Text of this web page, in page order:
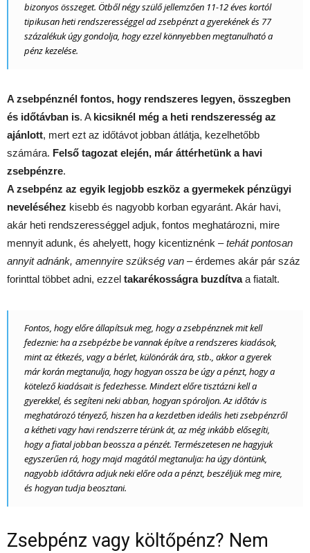
bizonyos összeget. Ötből négy szülő jellemzően 11-12 éves kortól
tipikusan heti rendszerességgel ad zsebpénzt a gyerekének és 77
százalékuk úgy gondolja, hogy ezzel könnyebben megtanulható a
pénz kezelése.
A zsebpénznél fontos, hogy rendszeres legyen, összegben
és időtávban is. A kicsiknél még a heti rendszeresség az
ajánlott, mert ezt az időtávot jobban átlátja, kezelhetőbb
számára. Felső tagozat elején, már áttérhetünk a havi
zsebpénzre.
A zsebpénz az egyik legjobb eszköz a gyermekek pénzügyi
neveléséhez kisebb és nagyobb korban egyaránt. Akár havi,
akár heti rendszerességgel adjuk, fontos meghatározni, mire
mennyit adunk, és ahelyett, hogy kicentiznénk –tehát pontosan
annyit adnánk, amennyire szükség van – érdemes akár pár száz
forinttal többet adni, ezzel takarékosságra buzdítvaa fiatalt.
Fontos, hogy előre állapítsuk meg, hogy a zsebpénznek mit kell
fedeznie: ha a zsebpézbe be vannak építve a rendszeres kiadások,
mint az étkezés, vagy a bérlet, különórák ára, stb., akkor a gyerek
már korán megtanulja, hogy hogyan ossza be úgy a pénzt, hogy a
kötelező kiadásait is fedezhesse. Mindezt előre tisztázni kell a
gyerekkel, és segíteni neki abban, hogyan spóroljon. Az időtáv is
meghatározó tényező, hiszen ha a kezdetben ideális heti zsebpénzről
a kétheti vagy havi rendszerre térünk át, az még inkább elősegíti,
hogy a fiatal jobban beossza a pénzét. Természetesen ne hagyjuk
egyszerűen rá, hogy majd magától megtanulja: ha úgy döntünk,
nagyobb időtávra adjuk neki előre oda a pénzt, beszéljük meg mire,
és hogyan tudja beosztani.
Zsebpénz vagy költőpénz? Nem